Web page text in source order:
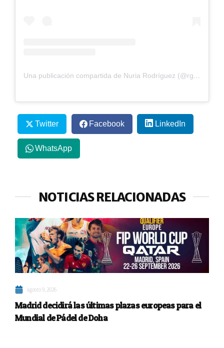
Una publicación compartida de Nuria Rodríguez (@rgueznuria)
Twitter Facebook LinkedIn
WhatsApp
NOTICIAS RELACIONADAS
agosto 9, 2026
Madrid decidirá las últimas plazas europeas para el
Mundial de Pádel de Doha